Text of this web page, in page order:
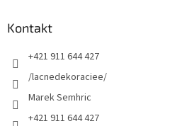
Kontakt
+421 911 644 427
/lacnedekoraciee/
Marek Semhric
+421 911 644 427